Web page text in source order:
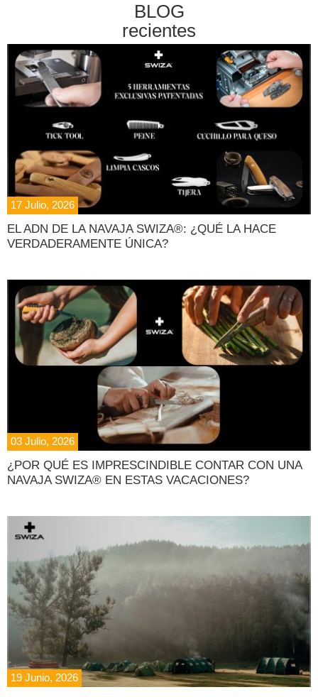
BLOG
recientes
17 Julio, 2026
EL ADN DE LA NAVAJA SWIZA®: ¿QUÉ LA HACE
VERDADERAMENTE ÚNICA?
03 Julio, 2026
¿POR QUÉ ES IMPRESCINDIBLE CONTAR CON UNA
NAVAJA SWIZA® EN ESTAS VACACIONES?
19 Junio, 2026